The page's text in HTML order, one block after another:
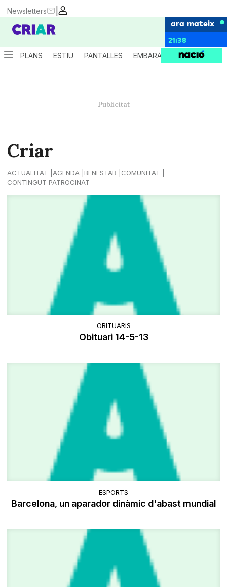
|
Newsletters
ara mateix
21:38
PLANS ESTIU PANTALLES EMBARÀS CRIANÇA
Criar
ACTUALITAT AGENDA BENESTAR
COMUNITAT
CONTINGUT PATROCINAT
OBITUARIS
Obituari 14-5-13
ESPORTS
Barcelona, un aparador dinàmic d'abast mundial